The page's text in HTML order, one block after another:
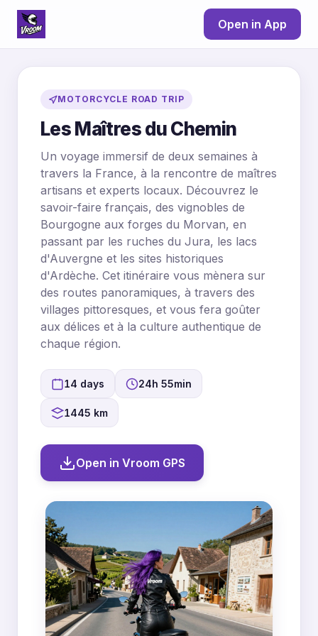
Open in App
MOTORCYCLE ROAD TRIP
Les Maîtres du Chemin
Un voyage immersif de deux semaines à
travers la France, à la rencontre de maîtres
artisans et experts locaux. Découvrez le
savoir-faire français, des vignobles de
Bourgogne aux forges du Morvan, en
passant par les ruches du Jura, les lacs
d'Auvergne et les sites historiques
d'Ardèche. Cet itinéraire vous mènera sur
des routes panoramiques, à travers des
villages pittoresques, et vous fera goûter
aux délices et à la culture authentique de
chaque région.
14 days 24h 55min
1445 km
Open in Vroom GPS